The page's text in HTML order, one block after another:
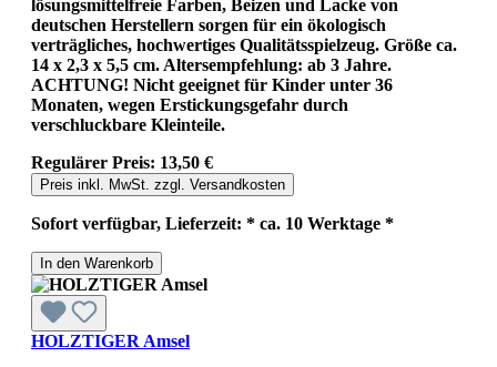
lösungsmittelfreie Farben, Beizen und Lacke von
deutschen Herstellern sorgen für ein ökologisch
verträgliches, hochwertiges Qualitätsspielzeug. Größe ca.
14 x 2,3 x 5,5 cm. Altersempfehlung: ab 3 Jahre.
ACHTUNG! Nicht geeignet für Kinder unter 36
Monaten, wegen Erstickungsgefahr durch
verschluckbare Kleinteile.
Regulärer Preis: 13,50 €
Preis inkl. MwSt. zzgl. Versandkosten
Sofort verfügbar, Lieferzeit: * ca. 10 Werktage *
In den Warenkorb
HOLZTIGER Amsel